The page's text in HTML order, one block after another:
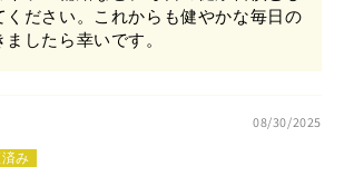
ください。これからも健やかな毎日の
したら幸いです。
08/30/2025